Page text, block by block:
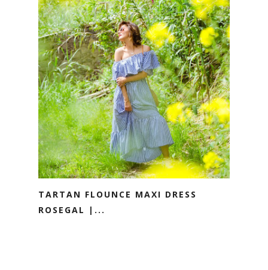
TARTAN FLOUNCE MAXI DRESS
ROSEGAL |...